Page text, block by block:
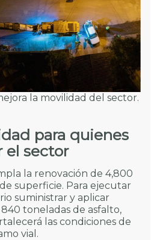
la movilidad del sector.
para quienes
el sector
la renovación de 4,800
superficie. Para ejecutar
suministrar y aplicar
toneladas de asfalto,
las condiciones de
vial.